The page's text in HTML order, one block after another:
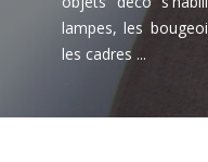
lampes, les
les cadres ...